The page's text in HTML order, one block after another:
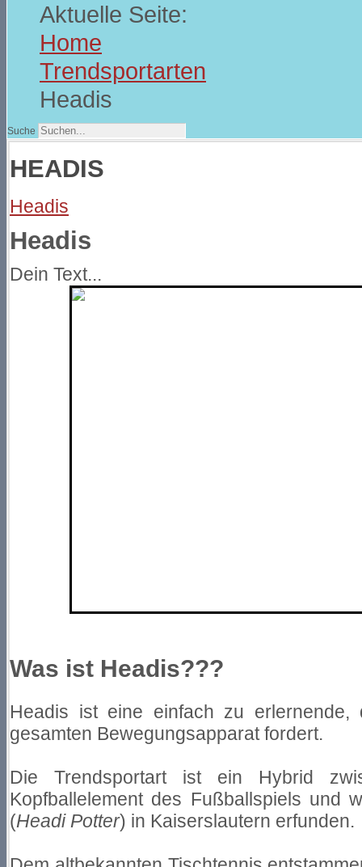
Aktuelle Seite:
Home
Trendsportarten
Headis
Suche
HEADIS
Headis
Headis
Dein Text...
Was ist Headis???
Headis ist eine einfach zu erlernende,
gesamten Bewegungsapparat fordert.
Die Trendsportart ist ein Hybrid
Kopfballelement des Fußballspiels und
(Headi Potter) in Kaiserslautern erfunden.